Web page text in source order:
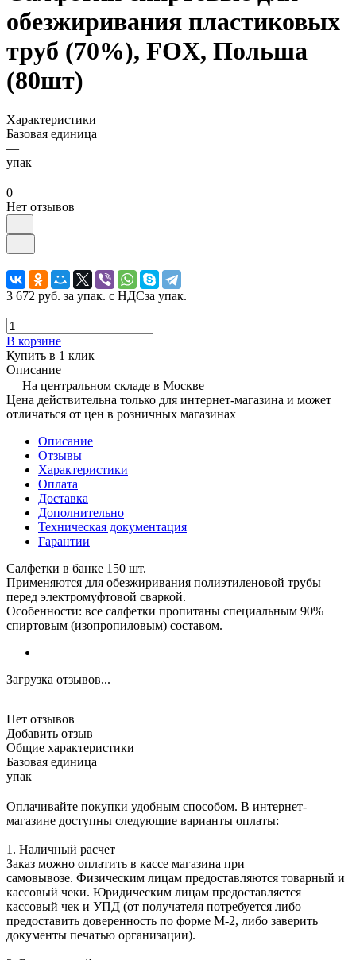
обезжиривания пластиковых
труб (70%), FOX, Польша
(80шт)
Характеристики
Базовая единица
—
упак
0
Нет отзывов
3 672 руб. за упак. с НДСза упак.
В корзине
Купить в 1 клик
Описание
На центральном складе в Москве
Цена действительна только для интернет-магазина и может
отличаться от цен в розничных магазинах
Описание
Отзывы
Характеристики
Оплата
Доставка
Дополнительно
Техническая документация
Гарантии
Салфетки в банке 150 шт.
Применяются для обезжиривания полиэтиленовой трубы
перед электромуфтовой сваркой.
Особенности: все салфетки пропитаны специальным 90%
спиртовым (изопропиловым) составом.
Загрузка отзывов...
Нет отзывов
Добавить отзыв
Общие характеристики
Базовая единица
упак
Оплачивайте покупки удобным способом. В интернет-
магазине доступны следующие варианты оплаты:
1. Наличный расчет
Заказ можно оплатить в кассе магазина при
самовывозе. Физическим лицам предоставляются товарный и
кассовый чеки. Юридическим лицам предоставляется
кассовый чек и УПД (от получателя потребуется либо
предоставить доверенность по форме М-2, либо заверить
документы печатью организации).